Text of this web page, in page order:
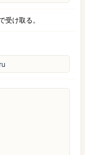
受け取る。